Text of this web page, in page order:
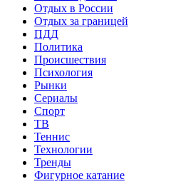
Отдых в России
Отдых за границей
ПДД
Политика
Происшествия
Психология
Рынки
Сериалы
Спорт
ТВ
Теннис
Технологии
Тренды
Фигурное катание